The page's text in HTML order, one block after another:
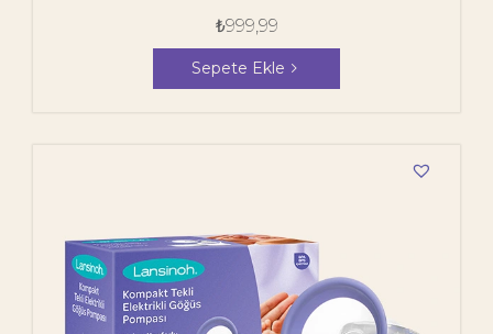
₺999,99
Sepete Ekle